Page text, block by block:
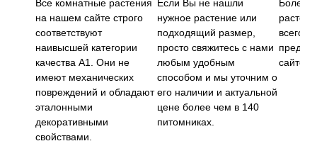
Все комнатные растения
на нашем сайте строго
соответствуют
наивысшей категории
качества А1. Они не
имеют механических
повреждений и обладают
эталонными
декоративными
свойствами.
Если Вы не нашли
нужное растение или
подходящий размер,
просто свяжитесь с нами
любым удобным
способом и мы уточним о
его наличии и актуальной
цене более чем в 140
питомниках.
Более
всего
сайте.